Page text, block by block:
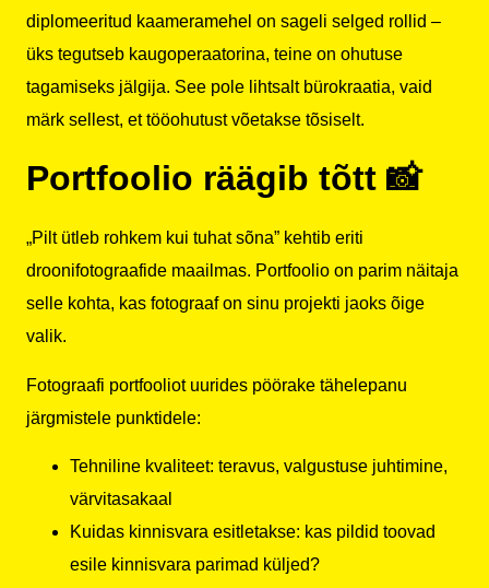
diplomeeritud kaameramehel on sageli selged rollid –
üks tegutseb kaugoperaatorina, teine on ohutuse
tagamiseks jälgija. See pole lihtsalt bürokraatia, vaid
märk sellest, et tööohutust võetakse tõsiselt.
Portfoolio räägib tõtt 📸
„Pilt ütleb rohkem kui tuhat sõna” kehtib eriti
droonifotograafide maailmas. Portfoolio on parim näitaja
selle kohta, kas fotograaf on sinu projekti jaoks õige
valik.
Fotograafi portfooliot uurides pöörake tähelepanu
järgmistele punktidele:
Tehniline kvaliteet: teravus, valgustuse juhtimine,
värvitasakaal
Kuidas kinnisvara esitletakse: kas pildid toovad
esile kinnisvara parimad küljed?